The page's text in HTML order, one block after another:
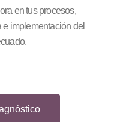
en tus procesos,
implementación del